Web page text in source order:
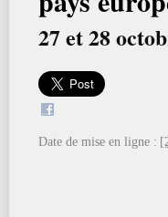
27 et 28
Date de mise en ligne :